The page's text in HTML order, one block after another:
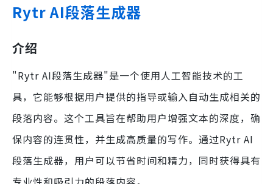
Rytr AI段落生成器
介绍
"Rytr AI段落生成器"是一个使用人工智能技术的工
具，它能够根据用户提供的指导或输入自动生成相关的
段落内容。这个工具旨在帮助用户增强文本的深度，确
保内容的连贯性，并生成高质量的写作。通过Rytr AI
段落生成器，用户可以节省时间和精力，同时获得具有